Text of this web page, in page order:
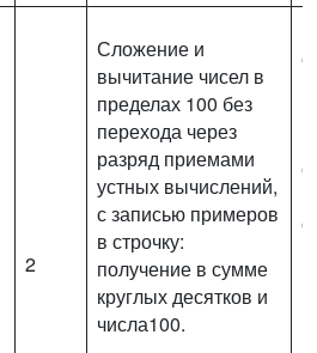
2
Сложение и
вычитание чисел в
пределах 100 без
перехода через
разряд приемами
устных вычислений,
с записью примеров
в строчку:
получение в сумме
круглых десятков и
числа100.